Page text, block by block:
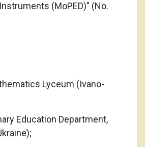
(MoPED)” (No.
Lyceum (Ivano-
Education Department,